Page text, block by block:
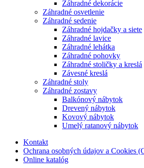
Záhradné dekorácie
Záhradné osvetlenie
Záhradné sedenie
Záhradné hojdačky a siete
Záhradné lavice
Záhradné lehátka
Záhradné pohovky
Záhradné stoličky a kreslá
Závesné kreslá
Záhradné stoly
Záhradné zostavy
Balkónový nábytok
Drevený nábytok
Kovový nábytok
Umelý ratanový nábytok
Kontakt
Ochrana osobných údajov a Cookies
Online katalóg